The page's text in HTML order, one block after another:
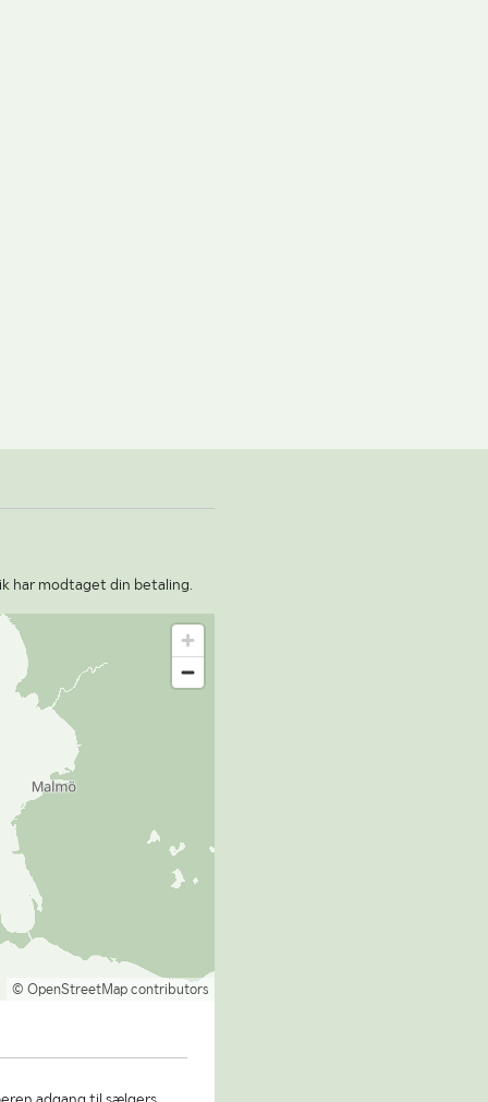
har modtaget din betaling.
© OpenStreetMap contributors